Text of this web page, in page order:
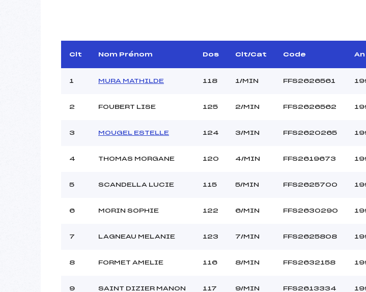
D.T Adjoint :
–
Dir. Epreuve :
ANDRE REGIS (MV)
Pénalité appliquée :
–
Catégorie :
MIN
Clt Nom Prénom Dos Clt/Cat Code An
1 MURA MATHILDE 118 1/MIN FFS2626561
2 FOUBERT LISE 125 2/MIN FFS2626562
3 MOUGEL ESTELLE 124 3/MIN FFS2620265
4 THOMAS MORGANE 120 4/MIN FFS2619673
5 SCANDELLA LUCIE 115 5/MIN FFS2625700
6 MORIN SOPHIE 122 6/MIN FFS2630290
7 LAGNEAU MELANIE 123 7/MIN FFS2625808
8 FORMET AMELIE 116 8/MIN FFS2632158
9 SAINT DIZIER MANON 117 9/MIN FFS2613334